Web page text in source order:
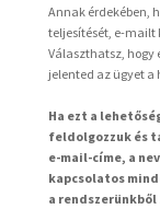
Annak érdekében,
teljesítését, e-mailt
Választhatsz, hogy
jelented az ügyet
Ha ezt a
feldolgozzuk és
e-mail-címe, a
kapcsolatos
a rendszerünkből